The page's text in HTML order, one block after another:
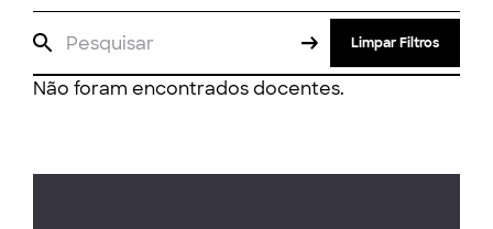
Limpar Filtros
Não foram encontrados docentes.